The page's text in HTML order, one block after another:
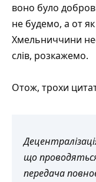
воно було
не будемо, а от
Хмельниччини
слів, розкажемо.
Отож, трохи
що
передача